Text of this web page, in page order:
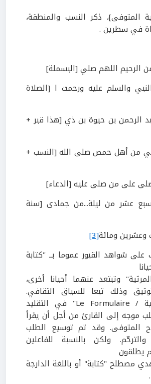
المتوفى]، ذكر النسب والمنطقة،
في سطرين .
الرحيم اللهم صلي [البسملة]
والسلم عليه ورحمت ا [الصلاة
الرحمن بن حيوة بن ذي[هذا قبر +
من أهل حمص صلى الله[النسب +
على من صلى عليه [الدعاء]
عشر من ليلة...من جمادى [سنة
وعشرين ومائة[3]
شواهد القبور عموما بــ "كتابة
وتبتعد عنهما أحيانا أخرى،
وذلك تبعا للسياق الثقافي.
/
Le Formulaire" في التقليد
موجه إلى القارئ من أجل أن يقرأ
المتوفى. وقد تم توسيع الطلب
ولكن بالنسبة للفاعلين
يطلقون
مصطلح "كتابة" أو باللغة الدارجة